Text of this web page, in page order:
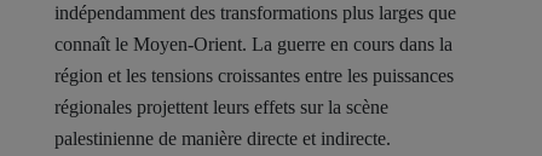
indépendamment des transformations plus larges que
connaît le Moyen-Orient. La guerre en cours dans la
région et les tensions croissantes entre les puissances
régionales projettent leurs effets sur la scène
palestinienne de manière directe et indirecte.